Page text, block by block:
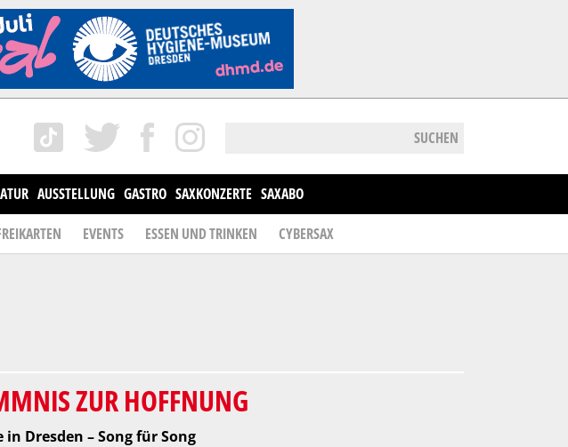
SUCHEN
AUSSTELLUNG GASTRO SAXKONZERTE SAXABO
EVENTS ESSEN UND TRINKEN CYBERSAX
ZUR HOFFNUNG
Dresden – Song für Song